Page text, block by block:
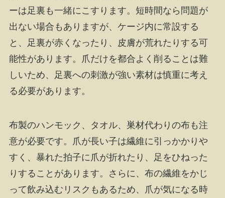
ーは足裏も一緒にこすります。短時間なら問題が
出ない場合もありますが、ケージ内に常設する
と、足裏が赤くなったり、皮膚が荒れたりする可
能性があります。爪だけを都合よく削ることは難
しいため、足裏への刺激が強い素材は慎重に考え
る必要があります。
布製のハンモック、タオル、巣材代わりの布も注
意が必要です。爪が長い子は繊維に引っかかりや
すく、暴れた拍子に爪が折れたり、足をひねった
りすることがあります。さらに、布の繊維をかじ
って飲み込むリスクもあるため、爪が気になる時